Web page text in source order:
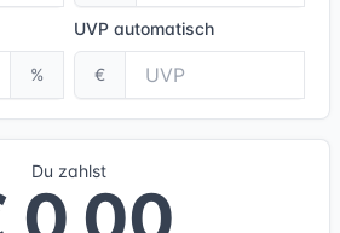
%
UVP automatisch
€
Du zahlst